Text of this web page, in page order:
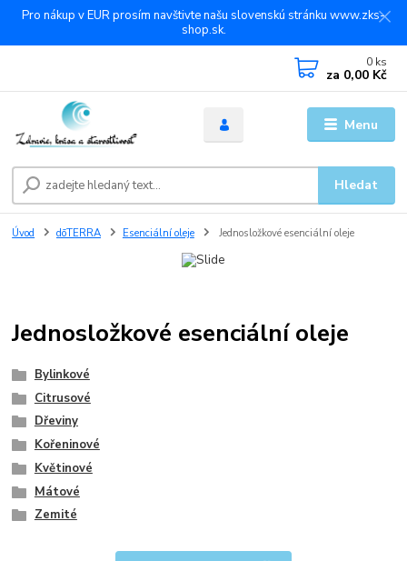
Pro nákup v EUR prosím navštivte našu slovenskú stránku www.zks-
shop.sk.
Menu
Hledat
0 ks
za 0,00 Kč
Úvod dōTERRA Esenciální oleje Jednosložkové esenciální oleje
Jednosložkové esenciální oleje
Bylinkové
Citrusové
Dřeviny
Kořeninové
Květinové
Mátové
Zemité